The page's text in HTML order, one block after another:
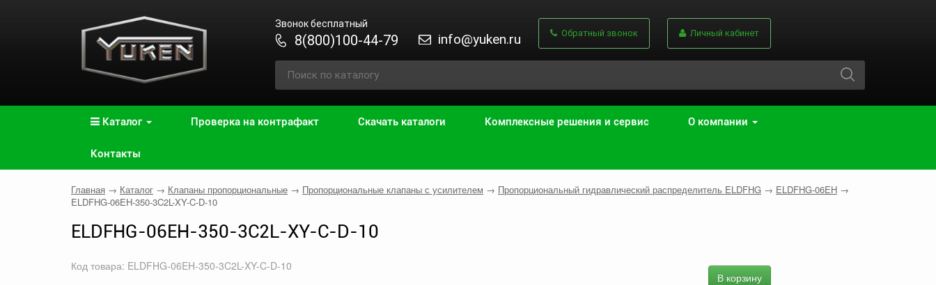
Звонок бесплатный
8(800)100-44-79 info@yuken.ru Обратный звонок Личный кабинет
Каталог Проверка на контрафакт Скачать каталоги Комплексные решения и сервис О компании
Контакты
Главная → Каталог → Клапаны пропорциональные → Пропорциональные клапаны с усилителем → Пропорциональный гидравлический распределитель ELDFНG → ELDFHG-06EH →
ELDFHG-06EH-350-3C2L-XY-C-D-10
ELDFHG-06EH-350-3C2L-XY-C-D-10
Код товара: ELDFHG-06EH-350-3C2L-XY-C-D-10
В корзину